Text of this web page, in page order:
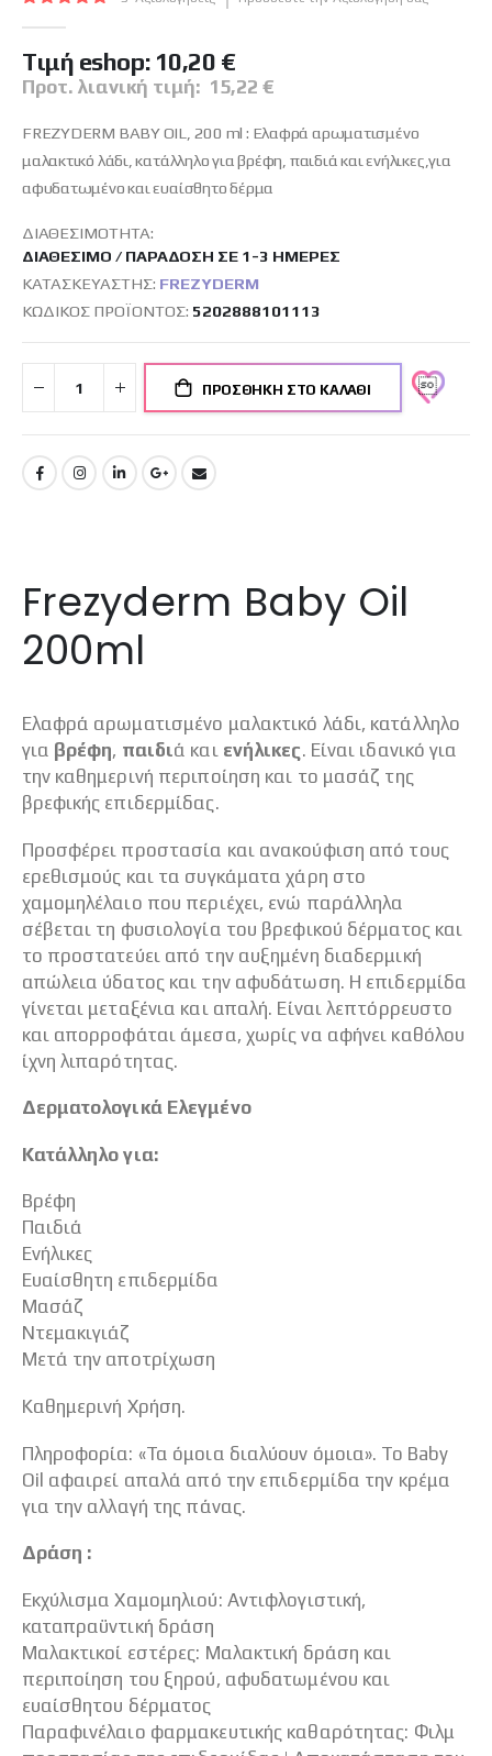
Tιμή eshop: 10,20 €
Προτ. λιανική τιμή: 15,22 €
FREZYDERM BABY OIL, 200 ml : Ελαφρά αρωματισμένο
μαλακτικό λάδι, κατάλληλο για βρέφη, παιδιά και ενήλικες,για
αφυδατωμένο και ευαίσθητο δέρμα
ΔΙΑΘΕΣΙΜΌΤΗΤΑ:
ΔΙΑΘΈΣΙΜΟ / ΠΑΡΆΔΟΣΗ ΣΕ 1-3 ΗΜΈΡΕΣ
ΚΑΤΑΣΚΕΥΑΣΤΉΣ: FREZYDERM
ΚΩΔΙΚΌΣ ΠΡΟΪΌΝΤΟΣ 5202888101113
ΠΡΟΣΘΉΚΗ ΣΤΟ ΚΑΛΆΘΙ
Frezyderm Baby Oil
200ml
Ελαφρά αρωματισμένο μαλακτικό λάδι, κατάλληλο
για βρέφη, παιδιά και ενήλικες. Είναι ιδανικό για
την καθημερινή περιποίηση και το μασάζ της
βρεφικής επιδερμίδας.
Προσφέρει προστασία και ανακούφιση από τους
ερεθισμούς και τα συγκάματα χάρη στο
χαμομηλέλαιο που περιέχει, ενώ παράλληλα
σέβεται τη φυσιολογία του βρεφικού δέρματος και
το προστατεύει από την αυξημένη διαδερμική
απώλεια ύδατος και την αφυδάτωση. Η επιδερμίδα
γίνεται μεταξένια και απαλή. Είναι λεπτόρρευστο
και απορροφάται άμεσα, χωρίς να αφήνει καθόλου
ίχνη λιπαρότητας.
Δερματολογικά Ελεγμένο
Κατάλληλο για:
Βρέφη
Παιδιά
Ενήλικες
Ευαίσθητη επιδερμίδα
Μασάζ
Ντεμακιγιάζ
Μετά την αποτρίχωση
Καθημερινή Χρήση.
Πληροφορία: «Τα όμοια διαλύουν όμοια». Το Baby
Oil αφαιρεί απαλά από την επιδερμίδα την κρέμα
για την αλλαγή της πάνας.
Δράση :
Εκχύλισμα Χαμομηλιού: Αντιφλογιστική,
καταπραϋντική δράση
Μαλακτικοί εστέρες: Μαλακτική δράση και
περιποίηση του ξηρού, αφυδατωμένου και
ευαίσθητου δέρματος
Παραφινέλαιο φαρμακευτικής καθαρότητας: Φιλμ